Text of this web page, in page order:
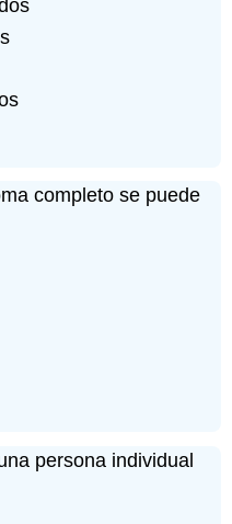
completo se puede
persona individual